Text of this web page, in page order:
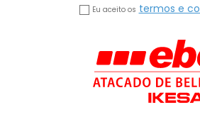
Eu aceito os termos e